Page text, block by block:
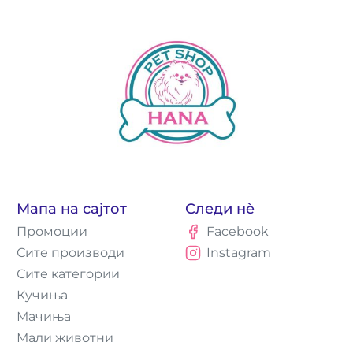
Мапа на сајтот
Промоции
Сите производи
Сите категории
Кучиња
Мачиња
Мали животни
Следи нè
Facebook
Instagram